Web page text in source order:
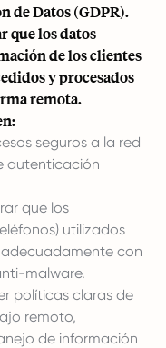
de Datos (GDPR).
que los datos
de los clientes
y procesados
remota.
seguros a la red
autenticación
que los
utilizados
con
malware.
políticas claras de
remoto,
de información